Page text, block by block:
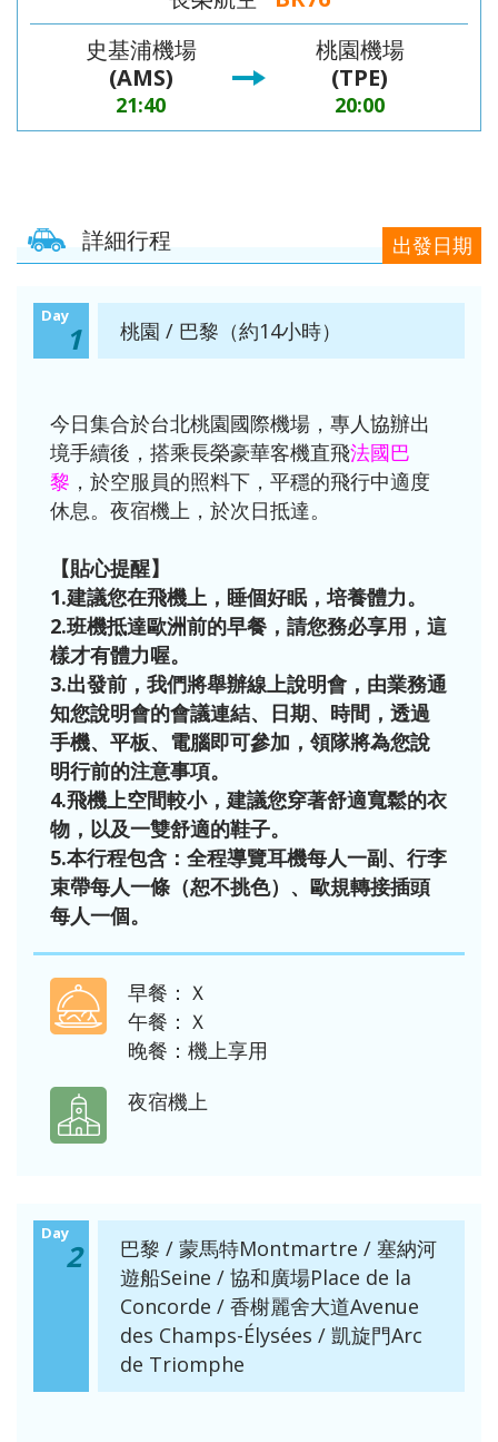
史基浦機場
(AMS)
21:40
桃園機場
(TPE)
20:00
詳細行程 出發日期
Day
1 桃園 / 巴黎（約14小時）
今日集合於台北桃園國際機場，專人協辦出
境手續後，搭乘長榮豪華客機直飛法國巴
黎 ，於空服員的照料下，平穩的飛行中適度
休息。夜宿機上，於次日抵達。
【貼心提醒】
1.建議您在飛機上，睡個好眠，培養體力。
2.班機抵達歐洲前的早餐，請您務必享用，這
樣才有體力喔。
3.出發前，我們將舉辦線上說明會，由業務通
知您說明會的會議連結、日期、時間，透過
手機、平板、電腦即可參加，領隊將為您說
明行前的注意事項。
4.飛機上空間較小，建議您穿著舒適寬鬆的衣
物，以及一雙舒適的鞋子。
5.本行程包含：全程導覽耳機每人一副、行李
束帶每人一條（恕不挑色）、歐規轉接插頭
每人一個。
早餐：Ｘ
午餐：Ｘ
晚餐：機上享用
夜宿機上
Day
2
巴黎 / 蒙馬特Montmartre / 塞納河
遊船Seine / 協和廣場Place de la
Concorde / 香榭麗舍大道Avenue
des Champs-Élysées / 凱旋門Arc
de Triomphe